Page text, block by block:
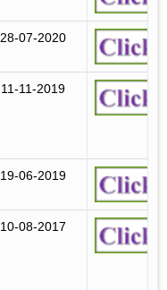
28-07-2020
11-11-2019
19-06-2019
10-08-2017